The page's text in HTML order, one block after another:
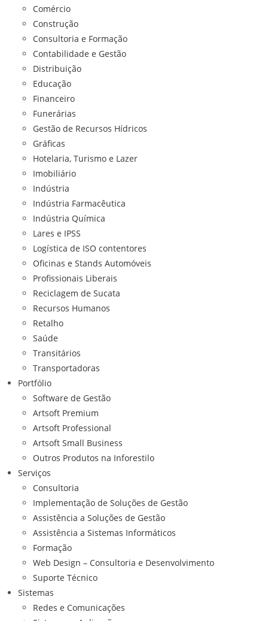
Comércio
Construção
Consultoria e Formação
Contabilidade e Gestão
Distribuição
Educação
Financeiro
Funerárias
Gestão de Recursos Hídricos
Gráficas
Hotelaria, Turismo e Lazer
Imobiliário
Indústria
Indústria Farmacêutica
Indústria Química
Lares e IPSS
Logística de ISO contentores
Oficinas e Stands Automóveis
Profissionais Liberais
Reciclagem de Sucata
Recursos Humanos
Retalho
Saúde
Transitários
Transportadoras
Portfólio
Software de Gestão
Artsoft Premium
Artsoft Professional
Artsoft Small Business
Outros Produtos na Inforestilo
Serviços
Consultoria
Implementação de Soluções de Gestão
Assistência a Soluções de Gestão
Assistência a Sistemas Informáticos
Formação
Web Design – Consultoria e Desenvolvimento
Suporte Técnico
Sistemas
Redes e Comunicações